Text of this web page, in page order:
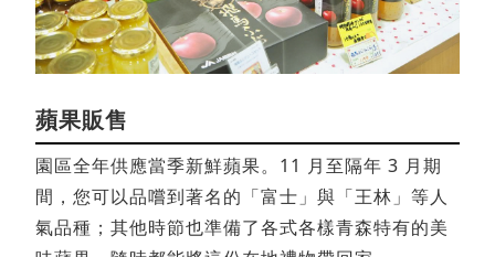
蘋果販售
園區全年供應當季新鮮蘋果。11 月至隔年 3 月期
間，您可以品嚐到著名的「富士」與「王林」等人
氣品種；其他時節也準備了各式各樣青森特有的美